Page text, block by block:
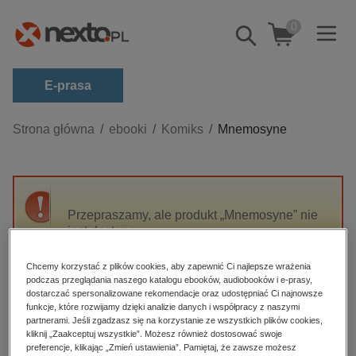
Pokaż/schowaj
wyszukiwarkę
0
E-prasa
Kategorie
biznesowe, branżowe, gospodarka
dzienniki
edukacja
hobby, sport, rozrywka
komputery, internet, technologie, informatyka
Strona główna ebooki Komiks Mnemosyne
Przepraszamy, ale produkt „Mnemosyne” nie
jest dostępny.
High-contrast mode
Polecane
Chcemy korzystać z plików cookies, aby zapewnić Ci najlepsze wrażenia
podczas przeglądania naszego katalogu ebooków, audiobooków i e-prasy,
dostarczać spersonalizowane rekomendacje oraz udostępniać Ci najnowsze
funkcje, które rozwijamy dzięki analizie danych i współpracy z naszymi
partnerami. Jeśli zgadzasz się na korzystanie ze wszystkich plików cookies,
kliknij „Zaakceptuj wszystkie”. Możesz również dostosować swoje
preferencje, klikając „Zmień ustawienia”. Pamiętaj, że zawsze możesz